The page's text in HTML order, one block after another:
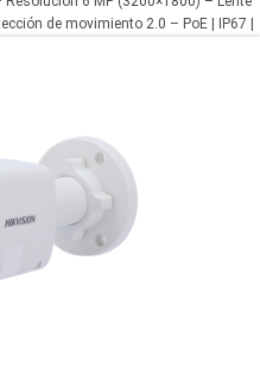
de movimiento 2.0 – PoE | IP67 |